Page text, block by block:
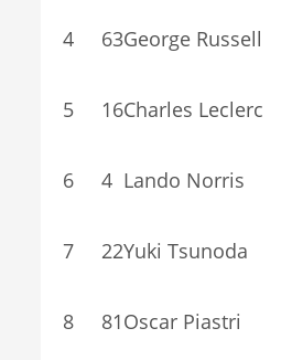
4
63George Russell
5
16Charles Leclerc
6
4 Lando Norris
7
22Yuki Tsunoda
8
81Oscar Piastri